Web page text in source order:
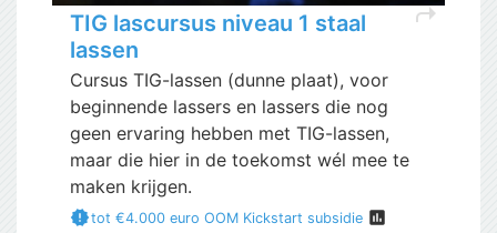
shortcut
TIG lascursus niveau 1 staal
lassen
Cursus TIG-lassen (dunne plaat), voor
beginnende lassers en lassers die nog
geen ervaring hebben met TIG-lassen,
maar die hier in de toekomst wél mee te
maken krijgen.
new_releasestot €4.000 euro OOM Kickstart subsidie assessment